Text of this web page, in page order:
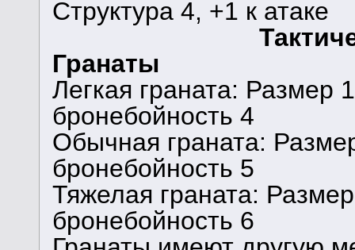
Структура 4, +1 к атаке
Гранаты
Легкая граната: Размер
бронебойность 4
Обычная граната:
бронебойность 5
Тяжелая граната:
бронебойность 6